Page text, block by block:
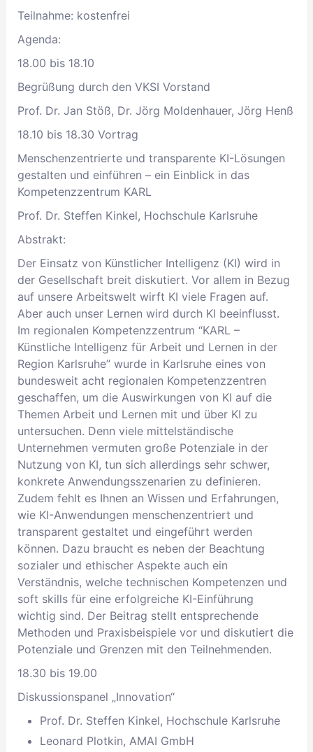
Teilnahme: kostenfrei
Agenda:
18.00 bis 18.10
Begrüßung durch den VKSI Vorstand
Prof. Dr. Jan Stöß, Dr. Jörg Moldenhauer, Jörg Henß
18.10 bis 18.30 Vortrag
Menschenzentrierte und transparente KI-Lösungen
gestalten und einführen – ein Einblick in das
Kompetenzzentrum KARL
Prof. Dr. Steffen Kinkel, Hochschule Karlsruhe
Abstrakt:
Der Einsatz von Künstlicher Intelligenz (KI) wird in
der Gesellschaft breit diskutiert. Vor allem in Bezug
auf unsere Arbeitswelt wirft KI viele Fragen auf.
Aber auch unser Lernen wird durch KI beeinflusst.
Im regionalen Kompetenzzentrum “KARL –
Künstliche Intelligenz für Arbeit und Lernen in der
Region Karlsruhe” wurde in Karlsruhe eines von
bundesweit acht regionalen Kompetenzzentren
geschaffen, um die Auswirkungen von KI auf die
Themen Arbeit und Lernen mit und über KI zu
untersuchen. Denn viele mittelständische
Unternehmen vermuten große Potenziale in der
Nutzung von KI, tun sich allerdings sehr schwer,
konkrete Anwendungsszenarien zu definieren.
Zudem fehlt es Ihnen an Wissen und Erfahrungen,
wie KI-Anwendungen menschenzentriert und
transparent gestaltet und eingeführt werden
können. Dazu braucht es neben der Beachtung
sozialer und ethischer Aspekte auch ein
Verständnis, welche technischen Kompetenzen und
soft skills für eine erfolgreiche KI-Einführung
wichtig sind. Der Beitrag stellt entsprechende
Methoden und Praxisbeispiele vor und diskutiert die
Potenziale und Grenzen mit den Teilnehmenden.
18.30 bis 19.00
Diskussionspanel „Innovation“
Prof. Dr. Steffen Kinkel, Hochschule Karlsruhe
Leonard Plotkin, AMAI GmbH